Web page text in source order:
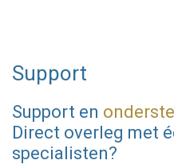
Support
Support en
Direct overleg met
specialisten?